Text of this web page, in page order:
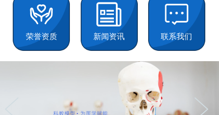
荣誉资质 新闻资讯 联系我们